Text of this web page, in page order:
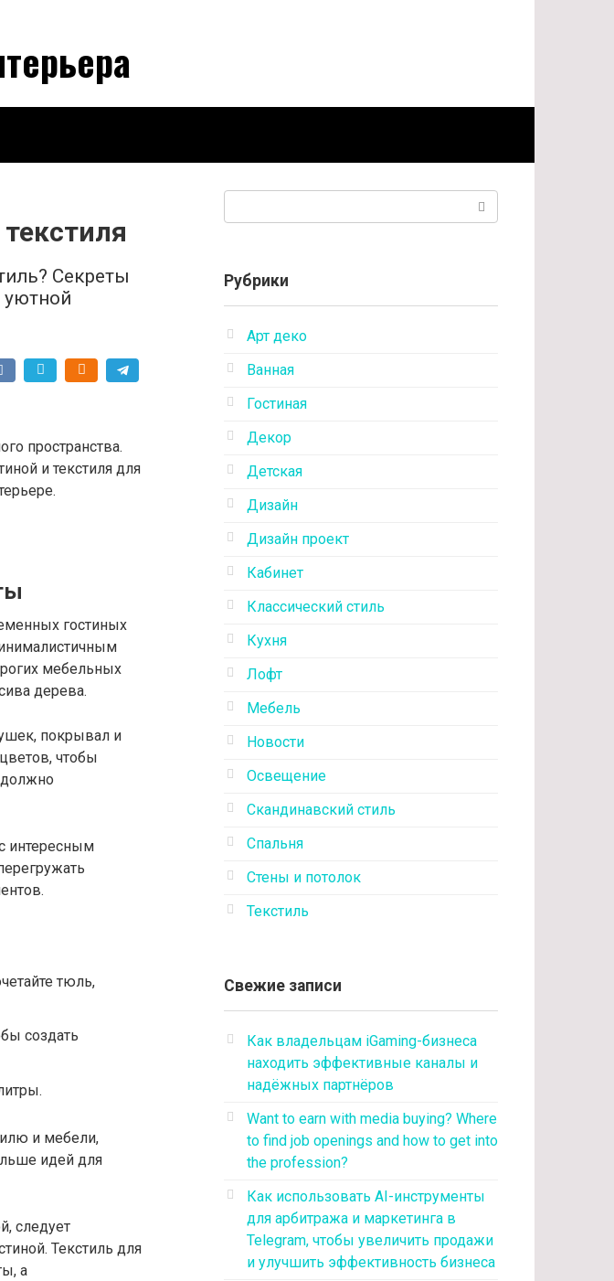
Секреты
уютной
пространства.
и текстиля для
гостиных
мебельных
дерева.
покрывал и
чтобы
должно
интересным
тюль,
создать
и мебели,
идей для
следует
Текстиль для
а
Рубрики
Арт деко
Ванная
Гостиная
Декор
Детская
Дизайн
Дизайн проект
Кабинет
Классический стиль
Кухня
Лофт
Мебель
Новости
Освещение
Скандинавский стиль
Спальня
Стены и потолок
Текстиль
Свежие записи
Как владельцам iGaming-бизнеса
находить эффективные каналы и
надёжных партнёров
Want to earn with media buying? Where
to find job openings and how to get into
the profession?
Как использовать AI-инструменты
для арбитража и маркетинга в
Telegram, чтобы увеличить продажи
и улучшить эффективность бизнеса